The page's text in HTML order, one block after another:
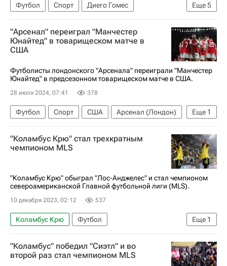
Еще5
Футбол Спорт
Диего Гомес
Луис Суарес
Лоренцо Инсинье
Интер
Торонто
Спортинг (Лиссабон)
"Арсенал" переиграл "Манчестер
Юнайтед" в товарищеском матче в
США
Футболисты лондонского "Арсенала" переиграли "Манчестер
Юнайтед" в предсезонном товарищеском матче в США.
28 июля 2024, 07:41 378
Еще 1
Футбол Спорт США
Арсенал (Лондон)
Манчестер Юнайтед
"Коламбус Крю" стал трехкратным
чемпионом MLS
"Коламбус Крю" обыграл "Лос-Анджелес" и стал чемпионом
североамериканской Главной футбольной лиги (MLS).
10 декабря 2023, 02:12 537
Еще 1
Коламбус Крю
Футбол
Major League Soccer 2025
"Коламбус" победил "Сиэтл" и во
второй раз стал чемпионом MLS